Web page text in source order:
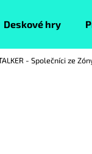
Deskové hry
- Společníci ze